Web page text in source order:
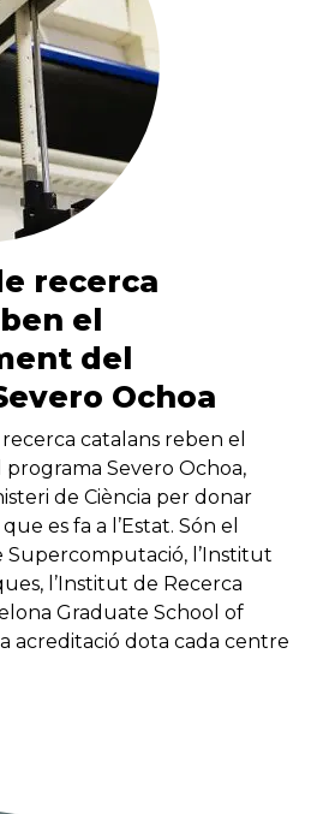
recerca
el
del
Ochoa
catalans reben el
Severo Ochoa,
de Ciència per donar
es fa a l’Estat. Són el
Supercomputació, l’Institut
l’Institut de Recerca
Graduate School of
acreditació dota cada centre